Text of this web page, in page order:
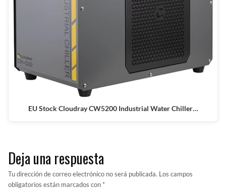
EU Stock Cloudray CW5200 Industrial Water Chiller…
Deja una respuesta
Tu dirección de correo electrónico no será publicada. Los campos
obligatorios están marcados con *